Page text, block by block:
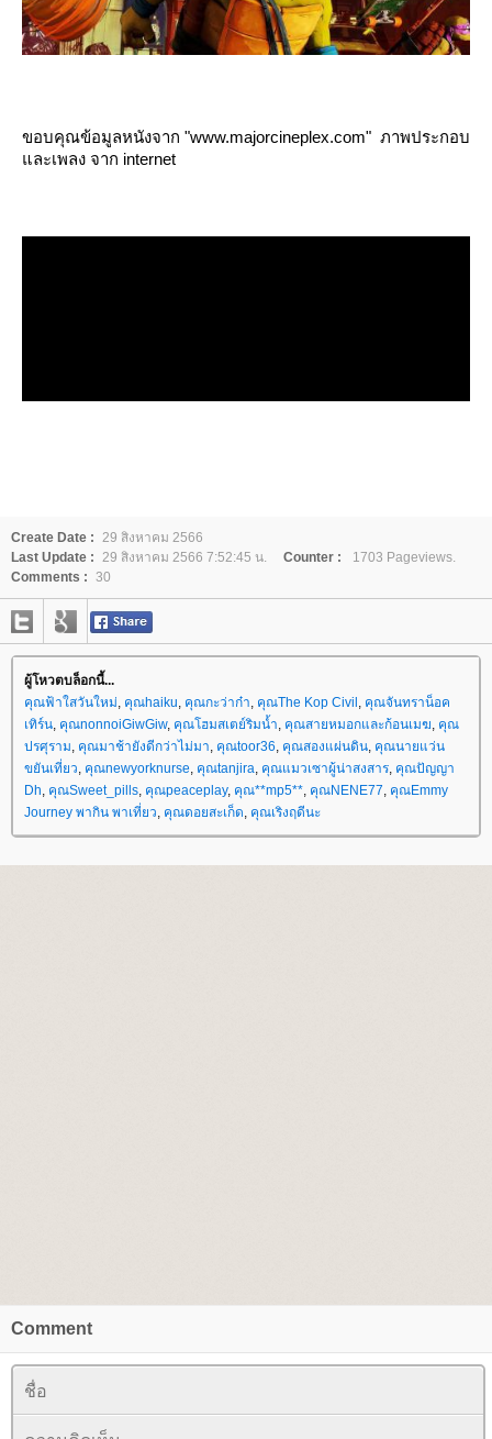
ขอบคุณข้อมูลหนังจาก "www.majorcineplex.com" ภาพประกอบ
ละเพลง จาก internet
Create Date : 29 สิงหาคม 2566
Last Update : 29 สิงหาคม 2566 7:52:45 น. Counter :
1703 Pageviews.
Comments : 30
ผู้โหวตบล็อกนี้...
คุณฟ้าใสวันใหม่, คุณhaiku, คุณกะว่าก๋า, คุณThe Kop Civil , คุณจันทราน็อค
เทิร์น, คุณnonnoiGiwGiw, คุณโฮมสเตย์ริมน้ำ, คุณสายหมอกและก้อนเมฆ, คุณ
ปรศุราม, คุณมาช้ายังดีกว่าไม่มา, คุณtoor36, คุณสองแผ่นดิน, คุณนายแว่น
ขยันเที่ยว, คุณnewyorknurse, คุณtanjira, คุณแมวเซาผู้น่าสงสาร, คุณปัญญา
Dh, คุณSweet_pills, คุณpeaceplay, คุณ**mp5**, คุณNENE77, คุณEmmy
Journey พากิน พาเที่ยว, คุณดอยสะเก็ด, คุณเริงฤดีนะ
Comment